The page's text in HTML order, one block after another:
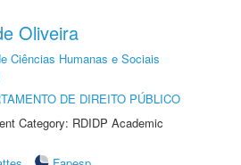
Oliveira
Ciências Humanas e Sociais
DE DIREITO PÚBLICO
Category: RDIDP Academic